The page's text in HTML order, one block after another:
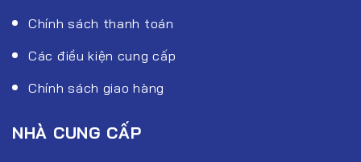
Chính sách thanh toán
Các điều kiện cung cấp
Chính sách giao hàng
NHÀ CUNG CẤP